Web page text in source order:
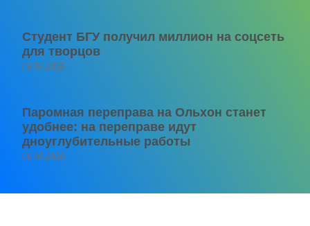
Студент БГУ получил миллион на соцсеть
для творцов
06.08.2026
Паромная переправа на Ольхон станет
удобнее: на переправе идут
дноуглубительные работы
06.08.2026